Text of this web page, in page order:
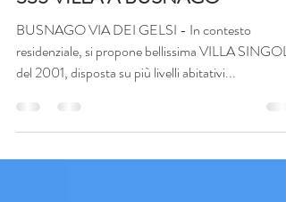
Idea casa Gessate
335 VILLA A BUSNAGO
residenziale, si propone bellissima VILLA
del 2001, disposta su più livelli abitativi...